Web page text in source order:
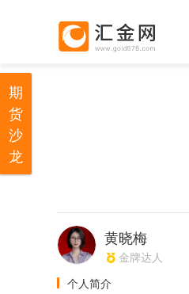
黄晓梅
金牌达人
个人简介
期
货
沙
龙